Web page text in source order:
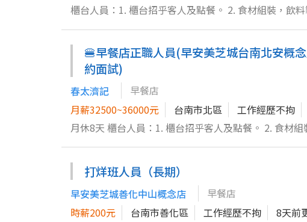
櫃台人員：1. 櫃台招乎客人及點餐。 2. 食材組裝，飲料製作及協助出餐。 3. 三明治外賣。 4. 內外場清潔整理。 組裝人
親洽面試 郭先生 0937570364
🍔早餐店正職人員(早安美芝城台南北安概
約面試)
春太濟記
早餐店
月薪32500~36000元
台南市北區 工作經歷不拘
月休8天 櫃台人員：1. 櫃台招乎客人及點餐。 2. 食材組裝，飲料製作及協助出餐。 3. 三明治外賣。 4. 內外場清潔整理。
洽或直接親洽面試 郭先生 0937570364
打烊班人員（長期）
早安美芝城善化中山概念店
早餐店
時薪200元
台南市善化區 工作經歷不拘
8天前